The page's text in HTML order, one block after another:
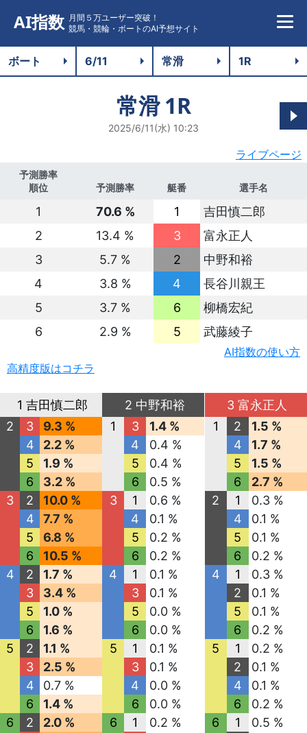
AI指数 月間５万ユーザー突破！
競馬・競輪・ボートのAI予想サイト
常滑1R
2025/6/11(水) 10:23
ライブページ
予測勝率
順位
予測勝率 艇番 選手名
1 70.6 % 1
吉田慎二郎
2
13.4 % 3
富永正人
3
5.7 % 2
中野和裕
4
3.8 % 4
長谷川親王
5
3.7 % 6
柳橋宏紀
6
2.9 % 5 武藤綾子
AI指数の使い方
高精度版はコチラ
1 吉田慎二郎
2
3
9.3 %
4
2.2 %
5
1.9 %
6
3.2 %
3
2
10.0 %
4
7.7 %
5
6.8 %
6
10.5 %
4
2
1.7 %
3
3.4 %
5
1.0 %
6
1.6 %
5
2
1.1 %
3
2.5 %
4
0.7 %
6
1.4 %
6
2
2.0 %
2 中野和裕
1
3
1.4 %
4
0.4 %
5
0.4 %
6
0.5 %
3
1
0.6 %
4
0.1 %
5
0.2 %
6
0.2 %
4
1
0.1 %
3
0.1 %
5
0.0 %
6
0.0 %
5
1
0.1 %
3
0.1 %
4
0.0 %
6
0.0 %
6
1
0.2 %
3 富永正人
1
2
1.5 %
4
1.7 %
5
1.5 %
6
2.7 %
2
1
0.3 %
4
0.1 %
5
0.1 %
6
0.2 %
4
1
0.3 %
2
0.1 %
5
0.1 %
6
0.2 %
5
1
0.2 %
2
0.1 %
4
0.1 %
6
0.2 %
6
1
0.5 %